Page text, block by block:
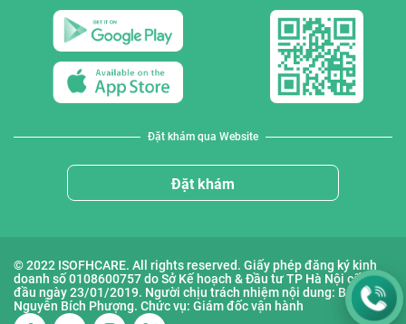
Đặt khám qua Website
Đặt khám
© 2022 ISOFHCARE. All rights reserved. Giấy phép đăng ký kinh
doanh số 0108600757 do Sở Kế hoạch & Đầu tư TP Hà Nội cấp lần
đầu ngày 23/01/2019. Người chịu trách nhiệm nội dung: Bà
Nguyễn Bích Phượng. Chức vụ: Giám đốc vận hành